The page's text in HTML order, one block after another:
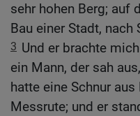
sehr hohen Berg; auf
Bau einer Stadt, nach
3 Und er brachte
ein Mann, der sah
hatte eine Schnur
Messrute; und er